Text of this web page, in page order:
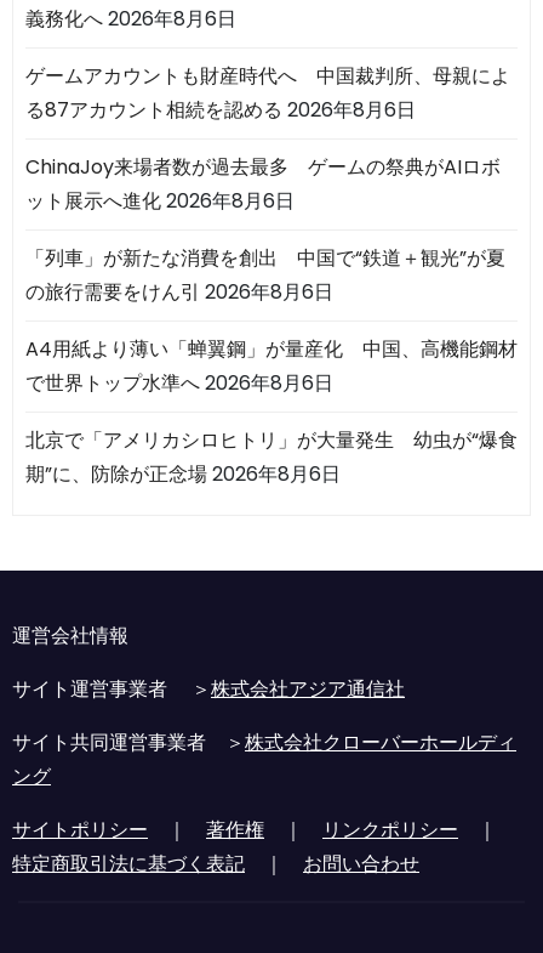
義務化へ2026年8月6日
ゲームアカウントも財産時代へ 中国裁判所、母親によ
る87アカウント相続を認める 2026年8月6日
ChinaJoy来場者数が過去最多 ゲームの祭典がAIロボ
ット展示へ進化2026年8月6日
「列車」が新たな消費を創出 中国で“鉄道＋観光”が夏
の旅行需要をけん引 2026年8月6日
A4用紙より薄い「蝉翼鋼」が量産化 中国、高機能鋼材
で世界トップ水準へ2026年8月6日
北京で「アメリカシロヒトリ」が大量発生 幼虫が“爆食
期”に、防除が正念場2026年8月6日
運営会社情報
サイト運営事業者 ＞株式会社アジア通信社
サイト共同運営事業者 ＞株式会社クローバーホールディ
ング
サイトポリシー ｜ 著作権 ｜ リンクポリシー ｜
特定商取引法に基づく表記 ｜ お問い合わせ